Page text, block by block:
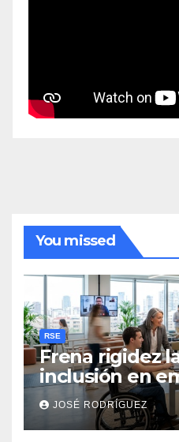
You missed
RSE
Frena rigidez
inclusión en
JOSÉ RODRÍGUEZ